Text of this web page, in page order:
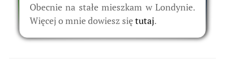
Obecnie na stałe mieszkam w Londynie.
Więcej o mnie dowiesz się tutaj.